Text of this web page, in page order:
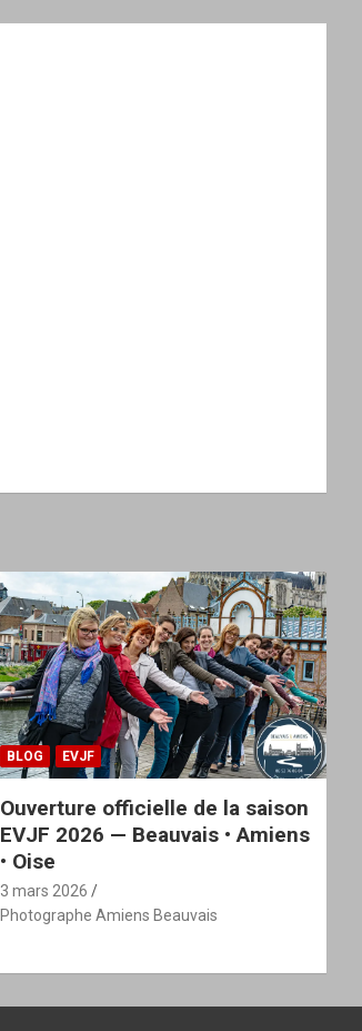
BLOG EVJF
Ouverture officielle de la saison
EVJF 2026 — Beauvais • Amiens
• Oise
3 mars 2026
Photographe Amiens Beauvais